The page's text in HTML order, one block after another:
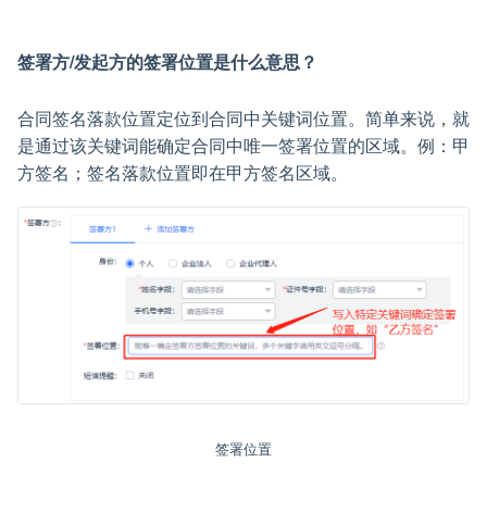
签署方/发起方的签署位置是什么意思？
合同签名落款位置定位到合同中关键词位置。简单来说，就
是通过该关键词能确定合同中唯一签署位置的区域。例：甲
方签名；签名落款位置即在甲方签名区域。
签署位置